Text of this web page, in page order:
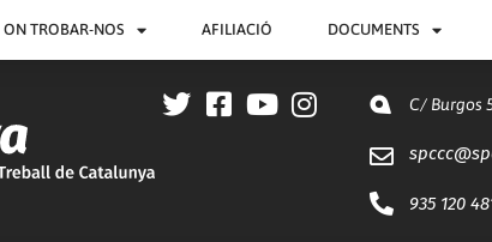
ON TROBAR-NOS AFILIACIÓ DOCUMENTS
C/ Burgos
spccc@
935 120